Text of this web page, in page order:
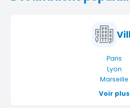
Paris
Lyon
Marseille
Voir plus